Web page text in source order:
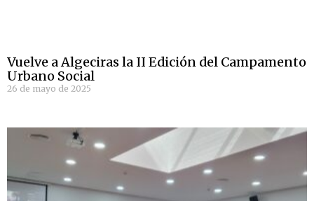
Vuelve a Algeciras la II Edición del Campamento
Urbano Social
26 de mayo de 2025